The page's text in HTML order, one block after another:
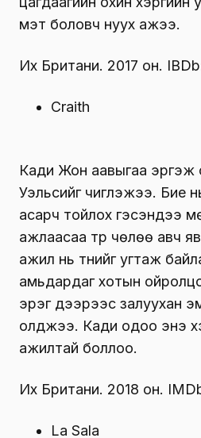
мэт боловч нуух ажээ.
Их Британи. 2017 он.
Craith
Кади Жон аавыгаа эргэж
Уэльсийг чиглэжээ. Бие
асарч тойлох гэсэндээ
ажлаасаа түр чөлөө авч
ажил нь түүнийг угтаж
амьдардаг хотын
эрэг дээрээс залуухан
олджээ. Кади одоо энэ
ажилтай боллоо.
Их Британи. 2018 он.
La Sala